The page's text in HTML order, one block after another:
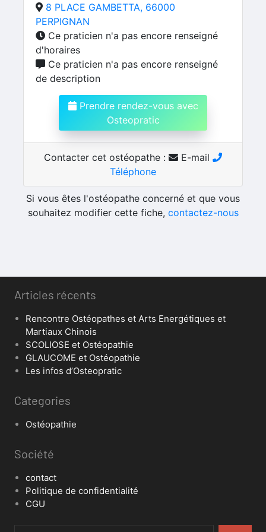
8 PLACE GAMBETTA, 66000
PERPIGNAN
Ce praticien n'a pas encore renseigné
d'horaires
Ce praticien n'a pas encore renseigné
de description
Prendre rendez-vous avec
Osteopratic
Contacter cet ostéopathe :
E-mail
Téléphone
Si vous êtes l'ostéopathe concerné et que vous
souhaitez modifier cette fiche, contactez-nous
Articles récents
Rencontre Ostéopathes et Arts Energétiques et
Martiaux Chinois
SCOLIOSE et Ostéopathie
GLAUCOME et Ostéopathie
Les infos d’Osteopratic
Categories
Ostéopathie
Société
contact
Politique de confidentialité
CGU